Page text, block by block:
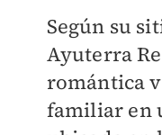
Según su
Ayuterra
romántica
familiar en